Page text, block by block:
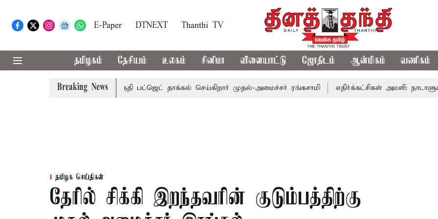
E-Paper DTNEXT Thanthi TV
தமிழகம் தேசியம் உலகம் சினிமா விளையாட்டு ஜோதிடம் ஆன்மிகம் வணிகம்
Breaking News
சட்டசபையில் வரும் 24ம் தேதி பட்ஜெட் தாக்கல் செய்கிறார் முதல்-அமைச்சர் ரங்கசாமி எதிர்க்கட்சிகள் அமளி: நாடாளுமன்ற
தமிழக செய்திகள்
தேரில் சிக்கி இறந்தவரின் குடும்பத்திற்கு